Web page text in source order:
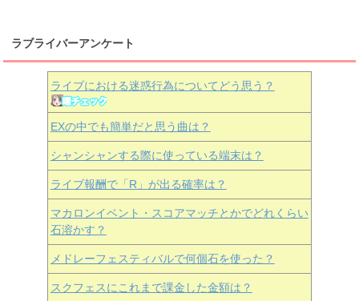
ラブライバーアンケート
ライブにおける迷惑行為についてどう思う？
EXの中でも簡単だと思う曲は？
シャンシャンする際に使っている端末は？
ライブ報酬で「R」が出る確率は？
マカロンイベント・スコアマッチとかでどれくらい
石溶かす？
メドレーフェスティバルで何個石を使った？
スクフェスにこれまで課金した金額は？